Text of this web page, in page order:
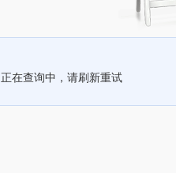
正在查询中，请刷新重试